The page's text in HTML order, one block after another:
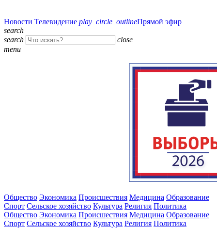
Новости Телевидение play_circle_outlineПрямой эфир
search
search
close
menu
Общество Экономика Происшествия Медицина Образование
Спорт Сельское хозяйство Культура Религия Политика
Общество Экономика Происшествия Медицина Образование
Спорт Сельское хозяйство Культура Религия Политика